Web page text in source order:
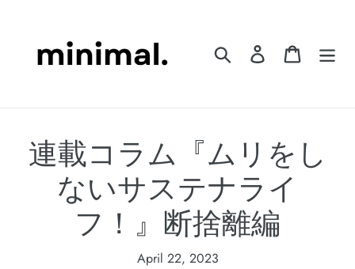
content
Search Log in Cart
連載コラム『ムリをし
ないサステナライ
フ！』断捨離編
April 22, 2023